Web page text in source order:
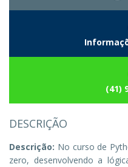
(41)
DESCRIÇÃO
Descrição: No curso de
zero, desenvolvendo a